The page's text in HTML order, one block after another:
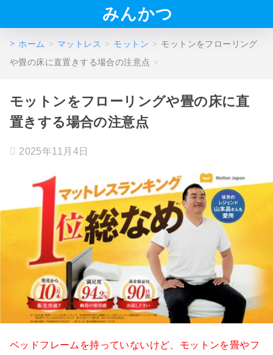
みんかつ
ホーム マットレス モットン
モットンをフローリング
や畳の床に直置きする場合の注意点
モットンをフローリングや畳の床に直
置きする場合の注意点
2025年11月4日
ベッドフレームを持っていないけど、モットンを畳やフ